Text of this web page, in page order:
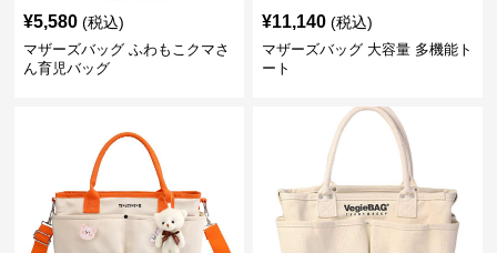
¥5,580 (税込)
マザーズバッグ ふわもこクマさ
ん育児バッグ
¥11,140 (税込)
マザーズバッグ 大容量 多機能ト
ート